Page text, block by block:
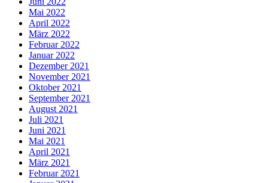
Mai 2022
April 2022
März 2022
Februar 2022
Januar 2022
Dezember 2021
November 2021
Oktober 2021
September 2021
August 2021
Juli 2021
Juni 2021
Mai 2021
April 2021
März 2021
Februar 2021